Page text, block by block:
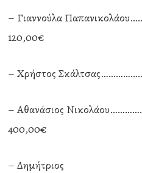
– Γιαννούλα
120,00€
– Χρήστος
– Αθανάσιος
400,00€
– Δημήτριος